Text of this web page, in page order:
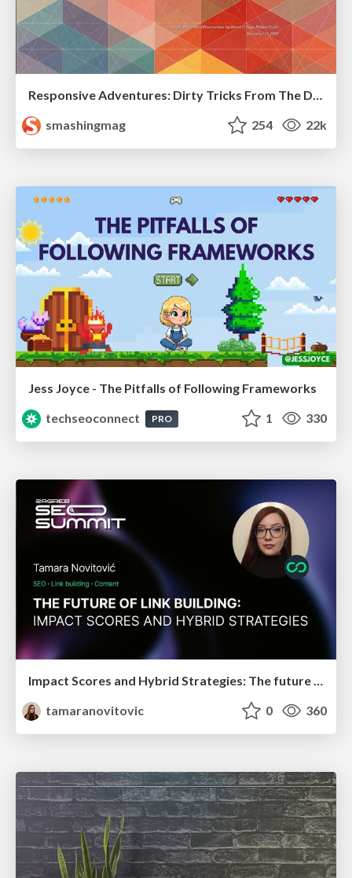
Responsive Adventures: Dirty Tricks From The Dark Corners of Front-End
smashingmag
254 22k
Jess Joyce - The Pitfalls of Following Frameworks
techseoconnect
PRO 1 330
Impact Scores and Hybrid Strategies: The future of link building
tamaranovitovic
0 360